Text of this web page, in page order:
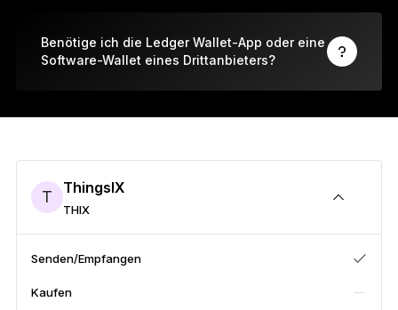
Ledger NanoGen5
So individuell wie du
Gesamtes Sortiment anzeigen
Hardware-Wallets
Benötige ich die Ledger Wallet-App oder eine
Software-Wallet eines Drittanbieters?
T ThingsIX
THIX
Senden/Empfangen
Kaufen